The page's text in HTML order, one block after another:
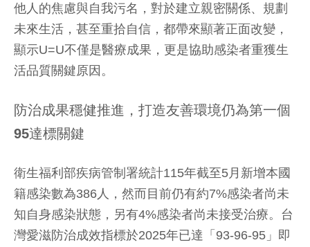
他人的焦慮與自我污名，對於建立親密關係、規劃
未來生活，甚至重拾自信，都帶來顯著正面改變，
顯示U=U不僅是醫療成果，更是協助感染者重獲生
活品質關鍵原因。
防治成果穩健推進，打造友善環境仍為第一個
95達標關鍵
衛生福利部疾病管制署統計115年截至5月新增本國
籍感染數為386人，然而目前仍有約7%感染者尚未
知自身感染狀態，另有4%感染者尚未接受治療。台
灣愛滋防治成效指標於2025年已達「93-96-95」即